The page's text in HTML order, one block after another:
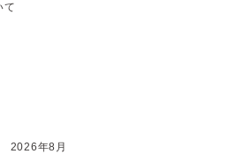
て
2026年8月